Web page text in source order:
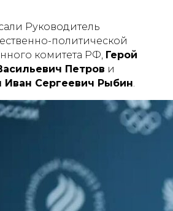
Руководитель
политической
комитета РФ, Герой
Петров и
Иван Сергеевич Рыбин